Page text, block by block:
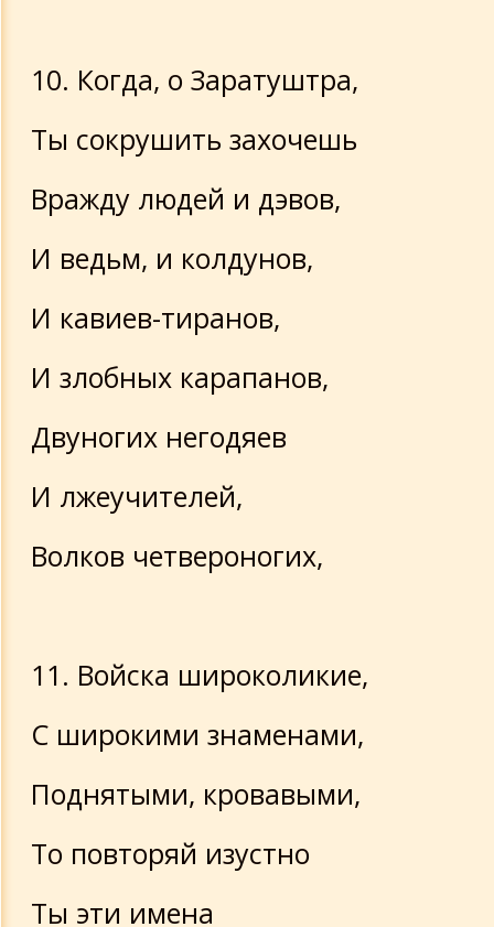
10. Когда, о Заратуштра,
Ты сокрушить захочешь
Вражду людей и дэвов,
И ведьм, и колдунов,
И кавиев-тиранов,
И злобных карапанов,
Двуногих негодяев
И лжеучителей,
Волков четвероногих,
11. Войска широколикие,
С широкими знаменами,
Поднятыми, кровавыми,
То повторяй изустно
Ты эти имена